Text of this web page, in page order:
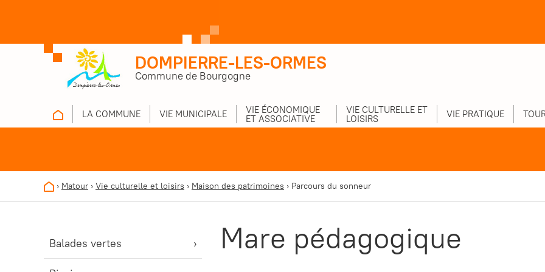
DOMPIERRE-LES-ORMES
Commune de Bourgogne
LA COMMUNE VIE MUNICIPALE VIE ÉCONOMIQUE
ET ASSOCIATIVE
VIE CULTURELLE ET
LOISIRS VIE PRATIQUE
› Matour › Vie culturelle et loisirs › Maison des patrimoines › Parcours du sonneur
Balades vertes Mare pédagogique